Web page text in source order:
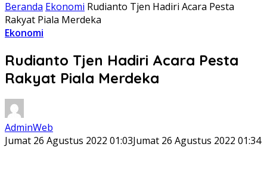
Beranda Ekonomi Rudianto Tjen Hadiri Acara Pesta
Rakyat Piala Merdeka
Ekonomi
Rudianto Tjen Hadiri Acara Pesta
Rakyat Piala Merdeka
AdminWeb
Jumat 26 Agustus 2022 01:03Jumat 26 Agustus 2022 01:34